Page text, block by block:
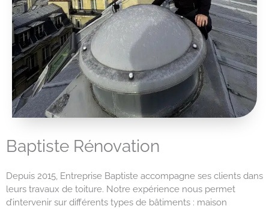
Baptiste Rénovation
Depuis 2015, Entreprise Baptiste accompagne ses clients dans
leurs travaux de toiture. Notre expérience nous permet
d’intervenir sur différents types de bâtiments : maison